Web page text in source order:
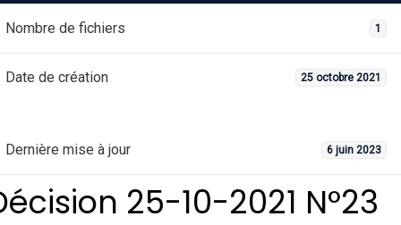
Nombre de fichiers 1
Date de création 25 octobre 2021
Dernière mise à jour 6 juin 2023
25-10-2021 N°23